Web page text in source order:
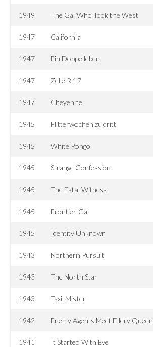
1949 The Gal Who Took the West
1947 California
1947 Ein Doppelleben
1947 Zelle R 17
1947 Cheyenne
1945 Flitterwochen zu dritt
1945 White Pongo
1945 Strange Confession
1945 The Fatal Witness
1945 Frontier Gal
1945 Identity Unknown
1943 Northern Pursuit
1943 The North Star
1943 Taxi, Mister
1942 Enemy Agents Meet Ellery Queen
1941 It Started With Eve